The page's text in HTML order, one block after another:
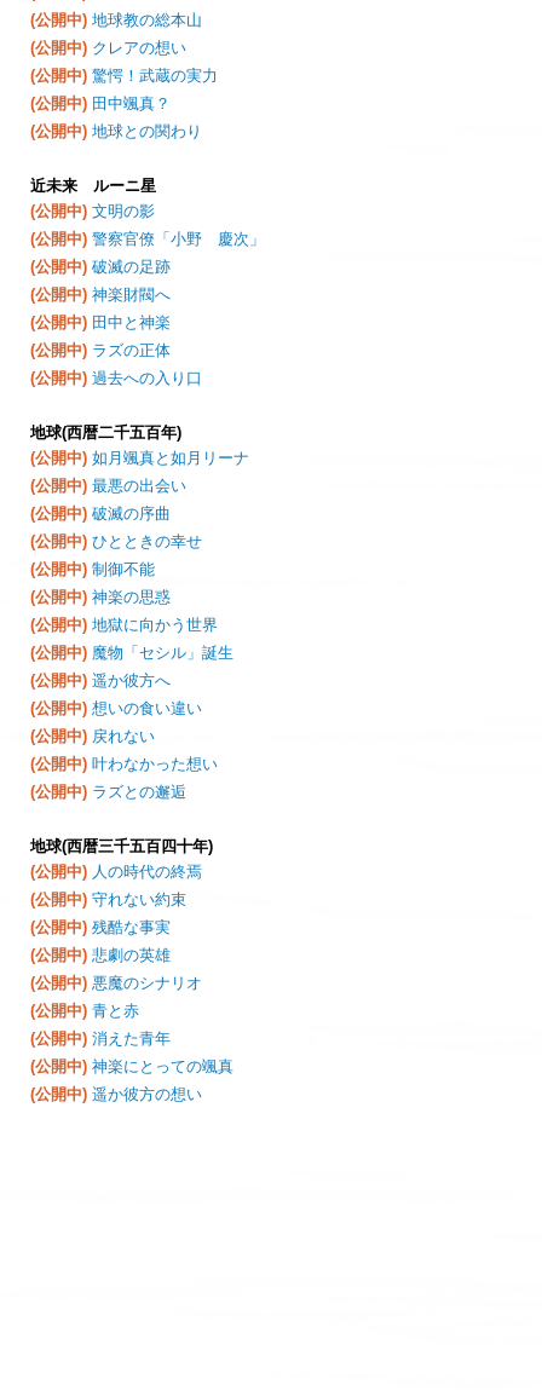
(公開中) 地球教の総本山
(公開中) クレアの想い
(公開中) 驚愕！武蔵の実力
(公開中) 田中颯真？
(公開中) 地球との関わり
近未来 ルーニ星
(公開中) 文明の影
(公開中) 警察官僚「小野 慶次」
(公開中) 破滅の足跡
(公開中) 神楽財閥へ
(公開中) 田中と神楽
(公開中) ラズの正体
(公開中) 過去への入り口
地球(西暦二千五百年)
(公開中) 如月颯真と如月リーナ
(公開中) 最悪の出会い
(公開中) 破滅の序曲
(公開中) ひとときの幸せ
(公開中) 制御不能
(公開中) 神楽の思惑
(公開中) 地獄に向かう世界
(公開中) 魔物「セシル」誕生
(公開中) 遥か彼方へ
(公開中) 想いの食い違い
(公開中) 戻れない
(公開中) 叶わなかった想い
(公開中) ラズとの邂逅
地球(西暦三千五百四十年)
(公開中) 人の時代の終焉
(公開中) 守れない約束
(公開中) 残酷な事実
(公開中) 悲劇の英雄
(公開中) 悪魔のシナリオ
(公開中) 青と赤
(公開中) 消えた青年
(公開中) 神楽にとっての颯真
(公開中) 遥か彼方の想い